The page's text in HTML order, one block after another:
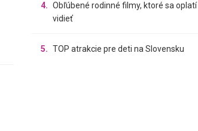
4. Obľúbené rodinné filmy, ktoré sa oplatí
vidieť
5. TOP atrakcie pre deti na Slovensku